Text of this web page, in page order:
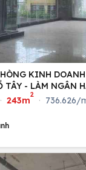
KINH
TÂY - LÀM NGÂN
· 243m
2
· 736.626/